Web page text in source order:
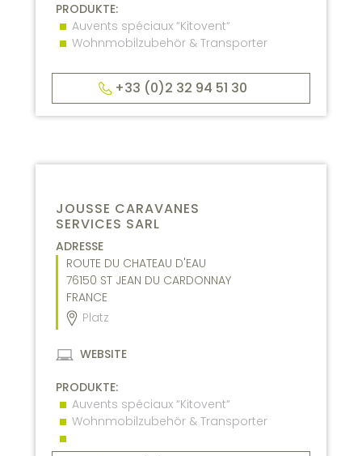
PRODUKTE:
Auvents spéciaux “Kitovent“
Wohnmobilzubehör & Transporter
+33 (0)2 32 94 51 30
JOUSSE CARAVANES
SERVICES SARL
ADRESSE
ROUTE DU CHATEAU D'EAU
76150 ST JEAN DU CARDONNAY
FRANCE
Platz
WEBSITE
PRODUKTE:
Auvents spéciaux “Kitovent“
Wohnmobilzubehör & Transporter